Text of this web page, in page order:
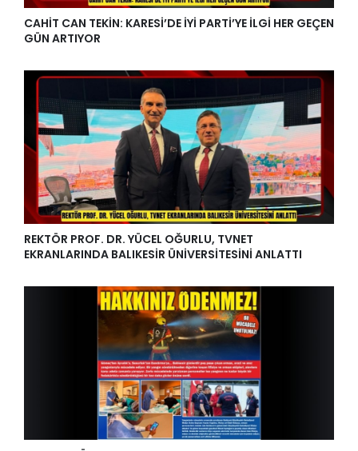
CAHİT CAN TEKİN: KARESİ’DE İYİ PARTİ’YE İLGİ HER GEÇEN
GÜN ARTIYOR
REKTÖR PROF. DR. YÜCEL OĞURLU, TVNET
EKRANLARINDA BALIKESİR ÜNİVERSİTESİNİ ANLATTI